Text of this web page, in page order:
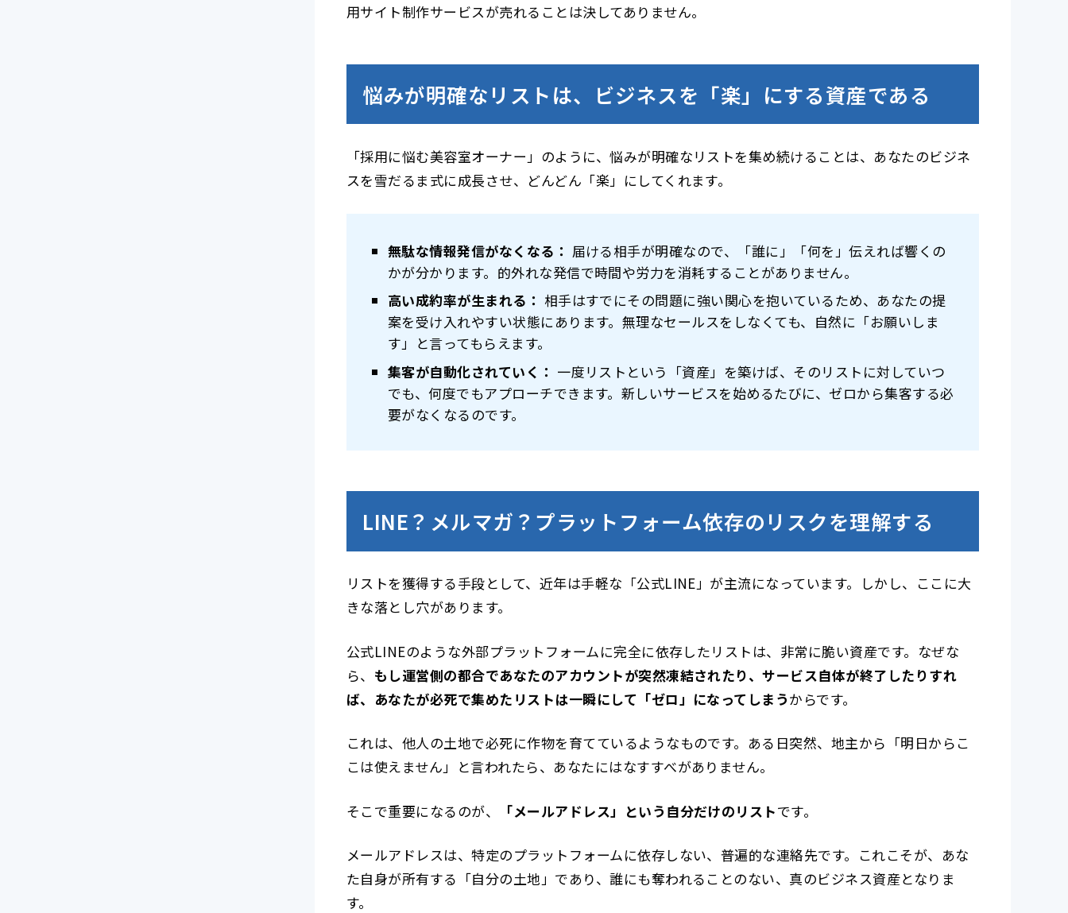
用サイト制作サービスが売れることは決してありません。
悩みが明確なリストは、ビジネスを「楽」にする資産である
「採用に悩む美容室オーナー」のように、悩みが明確なリストを集め続けることは、あなたのビジネ
スを雪だるま式に成長させ、どんどん「楽」にしてくれます。
無駄な情報発信がなくなる： 届ける相手が明確なので、「誰に」「何を」伝えれば響くの
かが分かります。的外れな発信で時間や労力を消耗することがありません。
高い成約率が生まれる： 相手はすでにその問題に強い関心を抱いているため、あなたの提
案を受け入れやすい状態にあります。無理なセールスをしなくても、自然に「お願いしま
す」と言ってもらえます。
集客が自動化されていく： 一度リストという「資産」を築けば、そのリストに対していつ
でも、何度でもアプローチできます。新しいサービスを始めるたびに、ゼロから集客する必
要がなくなるのです。
LINE？メルマガ？プラットフォーム依存のリスクを理解する
リストを獲得する手段として、近年は手軽な「公式LINE」が主流になっています。しかし、ここに大
きな落とし穴があります。
公式LINEのような外部プラットフォームに完全に依存したリストは、非常に脆い資産です。なぜな
ら、 もし運営側の都合であなたのアカウントが突然凍結されたり、サービス自体が終了したりすれ
ば、あなたが必死で集めたリストは一瞬にして「ゼロ」になってしまうからです。
これは、他人の土地で必死に作物を育てているようなものです。ある日突然、地主から「明日からこ
こは使えません」と言われたら、あなたにはなすすべがありません。
そこで重要になるのが、 「メールアドレス」という自分だけのリストです。
メールアドレスは、特定のプラットフォームに依存しない、普遍的な連絡先です。これこそが、あな
た自身が所有する「自分の土地」であり、誰にも奪われることのない、真のビジネス資産となりま
す。